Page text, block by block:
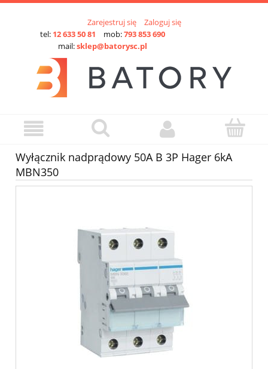
Zarejestruj się
Zaloguj się
tel: 12 633 50 81 mob:793 853 690
mail:sklep@batorysc.pl
Wyłącznik nadprądowy 50A B 3P Hager 6kA
MBN350